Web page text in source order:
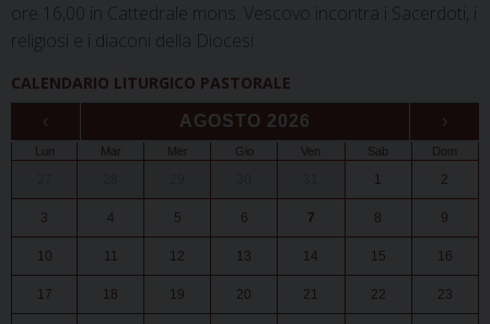
ore 16,00 in Cattedrale mons. Vescovo incontra i Sacerdoti, i
religiosi e i diaconi della Diocesi
CALENDARIO LITURGICO PASTORALE
‹ AGOSTO 2026 ›
Lun Mar Mer Gio Ven Sab Dom
1 2
3 4 5 6 7 8 9
10 11 12 13 14 15 16
17 18 19 20 21 22 23